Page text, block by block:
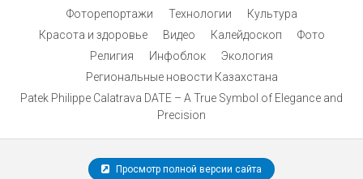
Фоторепортажи
Технологии
Культура
Красота и здоровье
Видео Калейдоскоп
Фото
Религия
Инфоблок
Экология
Региональные новости Казахстана
Patek Philippe Calatrava DATE – A True Symbol of Elegance and
Precision
Просмотр полной версии сайта